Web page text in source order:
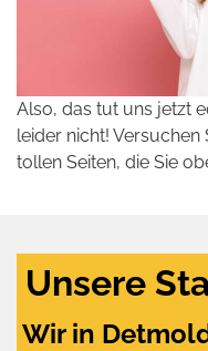
Also, das tut uns jetzt
leider nicht!
tollen Seiten, die Sie
Unsere
Wir in